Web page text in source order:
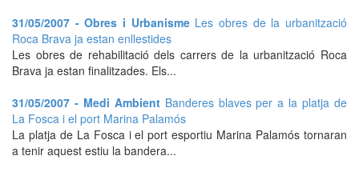
31/05/2007 - Obres i Urbanisme Les obres de la urbanització
Roca Brava ja estan enllestides
Les obres de rehabilitació dels carrers de la urbanització Roca
Brava ja estan finalitzades. Els...
31/05/2007 - Medi Ambient Banderes blaves per a la platja de
La Fosca i el port Marina Palamós
La platja de La Fosca i el port esportiu Marina Palamós tornaran
a tenir aquest estiu la bandera...